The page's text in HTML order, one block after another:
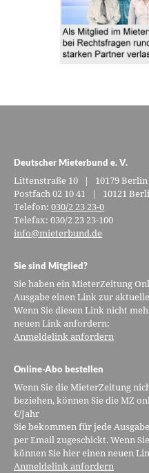
Deutscher Mieterbund e. V.
Littenstraße 10 | 10179 Berlin
Postfach 02 10 41 | 10121
Telefon:030/2 23 23-0
Telefax: 030/2 23 23-100
info@mieterbund.de
Sie sind Mitglied?
Sie haben ein MieterZeitung
Ausgabe einen Link zur
Wenn Sie diesen Link nicht
neuen Link anfordern:
Anmeldelink anfordern
Online-Abo bestellen
Wenn Sie die MieterZeitung
beziehen, können Sie die MZ
€/Jahr
Sie bekommen für jede
per Email zugeschickt. Wenn
können Sie hier einen neuen
Anmeldelink anfordern